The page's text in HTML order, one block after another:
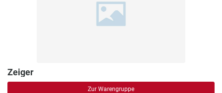
Zeiger
Zur Warengruppe